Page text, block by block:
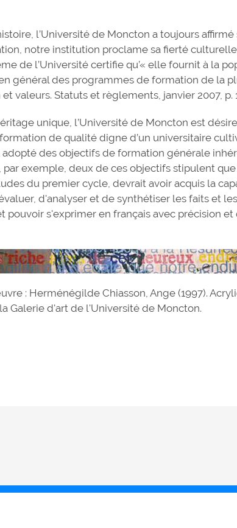
l’Université de Moncton a toujours
notre institution proclame sa fierté
de l’Université certifie qu’« elle fournit à la
général des programmes de formation de la
valeurs. Statuts et règlements, janvier 2007, p.
unique, l’Université de Moncton est
de qualité digne d’un universitaire
adopté des objectifs de formation générale
par exemple, deux de ces objectifs stipulent
du premier cycle, devrait avoir acquis la
d'analyser et de synthétiser les faits et
pouvoir s'exprimer en français avec précision
: Herménégilde Chiasson, Ange (1997).
Galerie d'art de l'Université de Moncton.